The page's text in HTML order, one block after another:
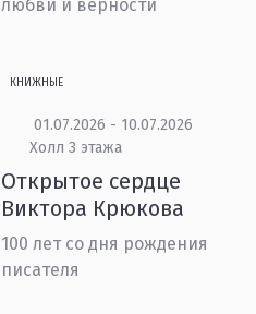
любви и верности
КНИЖНЫЕ
01.07.2026 - 10.07.2026
Холл 3 этажа
Открытое сердце
Виктора Крюкова
100 лет со дня рождения
писателя